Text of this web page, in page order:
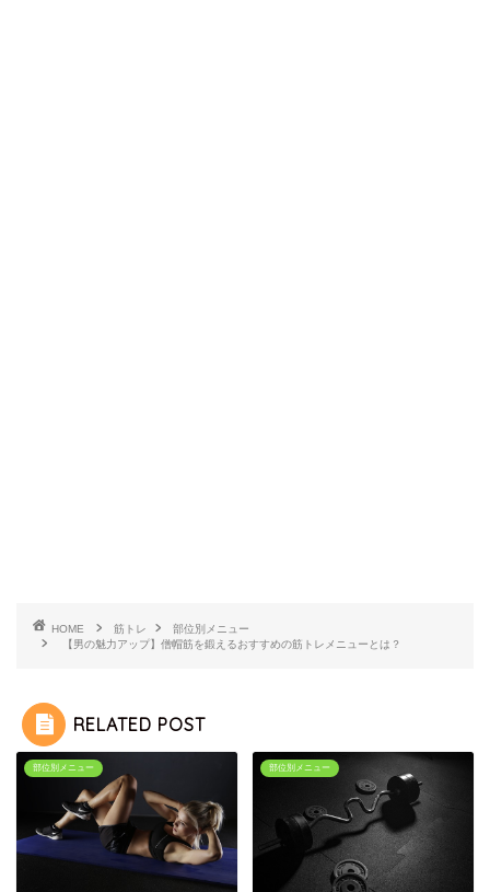
HOME 筋トレ
部位別メニュー
【男の魅力アップ】僧帽筋を鍛えるおすすめの筋トレメニューとは？
RELATED POST
部位別メニュー 部位別メニュー